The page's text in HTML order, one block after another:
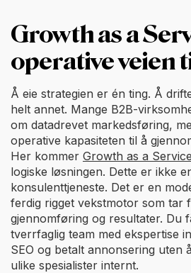
Growth as a
operative veien
Å eie strategien er én ting. Å
helt annet. Mange B2B-
om datadrevet markedsføring,
operative kapasiteten til å
Her kommer Growth as a Service
logiske løsningen. Dette er ikke
konsulenttjeneste. Det er en
ferdig rigget vekstmotor som tar
gjennomføring og resultater. Du
tverrfaglig team med ekspertise
SEO og betalt annonsering uten
ulike spesialister internt.